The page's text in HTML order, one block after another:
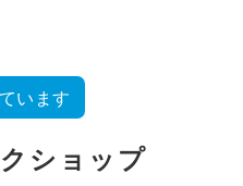
います
ショップ